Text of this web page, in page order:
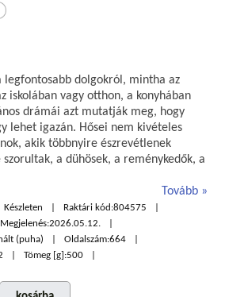
legfontosabb dolgokról, mintha az
iskolában vagy otthon, a konyhában
drámái azt mutatják meg, hogy
lehet igazán. Hősei nem kivételes
akik többnyire észrevétlenek
a dühösek, a reménykedők, a
Tovább
Készleten Raktári kód:804575
Megjelenés:2026.05.12.
(puha) Oldalszám:664
Tömeg [g]:500